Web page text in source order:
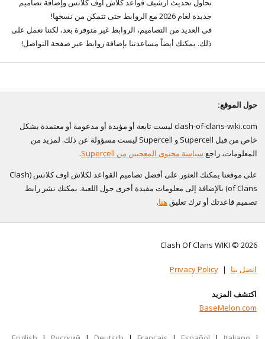
جديدة لعام 2026 مع الروابط حتى تتمكن من نسخها!
في العديد من التصاميم، الروابط غير متوفرة بعد، لكننا نعمل على
ذلك. يمكنك أيضاً مساعدتنا بإضافة روابط عبر صفحة التواصل!
حول الموقع:
clash-of-clans-wiki.com ليست تابعة أو مؤيدة أو مدعومة أو معتمدة بشكل
خاص من قبل Supercell و Supercell ليست مسؤولة عن ذلك. لمزيد من
المعلومات، راجع سياسة محتوى المعجبين من Supercell
.
على موقعنا يمكنك العثور على أفضل تصاميم القواعد لكلاش اوف كلانس (Clash
of Clans) بالإضافة إلى معلومات مفيدة أخرى حول اللعبة. يمكنك نشر رابط
تصميم قاعدتك أو ترك تعليق هنا.
Clash Of Clans WIKI © 2026
اتصل بنا |
Privacy Policy
اكتشف المزيد
BaseMelon.com